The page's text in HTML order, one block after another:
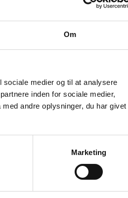
Om
medier og til at analysere
inden for sociale medier,
andre oplysninger, du har givet
Marketing